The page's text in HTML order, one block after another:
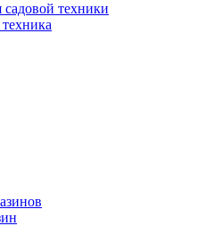
садовой техники